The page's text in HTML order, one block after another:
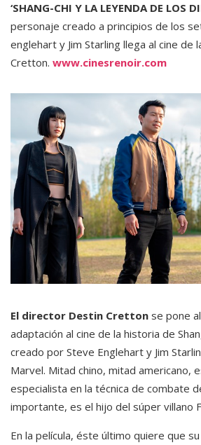
‘SHANG-CHI Y LA LEYENDA DE LOS
personaje creado a principios de los
englehart y Jim Starling llega al cine de
Cretton. www.cinesrenoir.com
El director Destin Cretton se pone
adaptación al cine de la historia de
creado por Steve Englehart y Jim
Marvel. Mitad chino, mitad americano,
especialista en la técnica de combate
importante, es el hijo del súper villano
En la película, éste último quiere que